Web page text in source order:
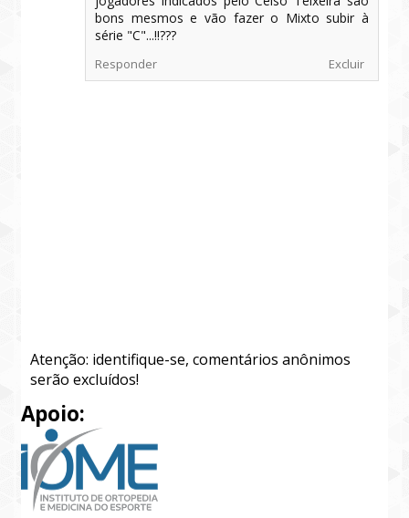
bons mesmos e vão fazer o Mixto subir à
série "C"...!!???
Responder Excluir
Atenção: identifique-se, comentários anônimos
serão excluídos!
Apoio: